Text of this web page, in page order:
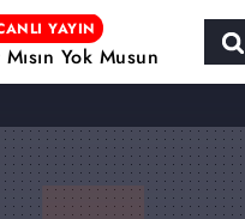
YAYIN
Yok Musun